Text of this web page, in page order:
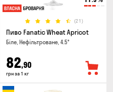
(21)
Пиво Fanatic Wheat Apricot
Біле, Нефільтроване, 4.5°
82,90
грн за 1 кг